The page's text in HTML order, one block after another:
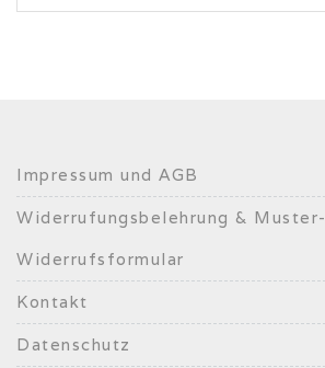
Impressum und AGB
Widerrufungsbelehrung & Muster-
Widerrufsformular
Kontakt
Datenschutz